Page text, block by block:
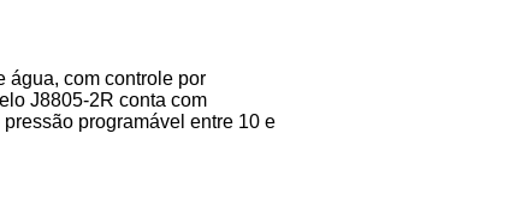
água, com controle por
J8805-2R conta com
programável entre 10 e